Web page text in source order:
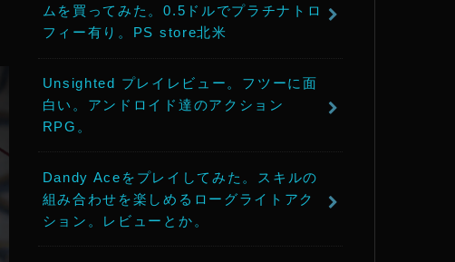
ムを買ってみた。0.5ドルでプラチナトロ
フィー有り。PS store北米
Unsighted プレイレビュー。フツーに面
白い。アンドロイド達のアクション
RPG。
Dandy Aceをプレイしてみた。スキルの
組み合わせを楽しめるローグライトアク
ション。レビューとか。